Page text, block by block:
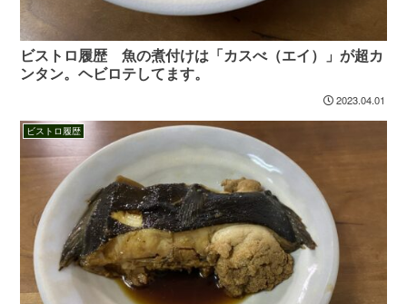
ビストロ履歴 魚の煮付けは「カスべ（エイ）」が超カ
ンタン。ヘビロテしてます。
2023.04.01
ビストロ履歴